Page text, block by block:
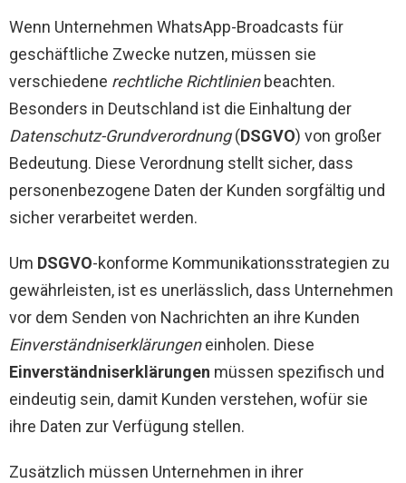
Wenn Unternehmen WhatsApp-Broadcasts für
geschäftliche Zwecke nutzen, müssen sie
verschiedene rechtliche Richtlinienbeachten.
Besonders in Deutschland ist die Einhaltung der
Datenschutz-Grundverordnung(DSGVO) von großer
Bedeutung. Diese Verordnung stellt sicher, dass
personenbezogene Daten der Kunden sorgfältig und
sicher verarbeitet werden.
Um DSGVO-konforme Kommunikationsstrategien zu
gewährleisten, ist es unerlässlich, dass Unternehmen
vor dem Senden von Nachrichten an ihre Kunden
Einverständniserklärungeneinholen. Diese
Einverständniserklärungen müssen spezifisch und
eindeutig sein, damit Kunden verstehen, wofür sie
ihre Daten zur Verfügung stellen.
Zusätzlich müssen Unternehmen in ihrer